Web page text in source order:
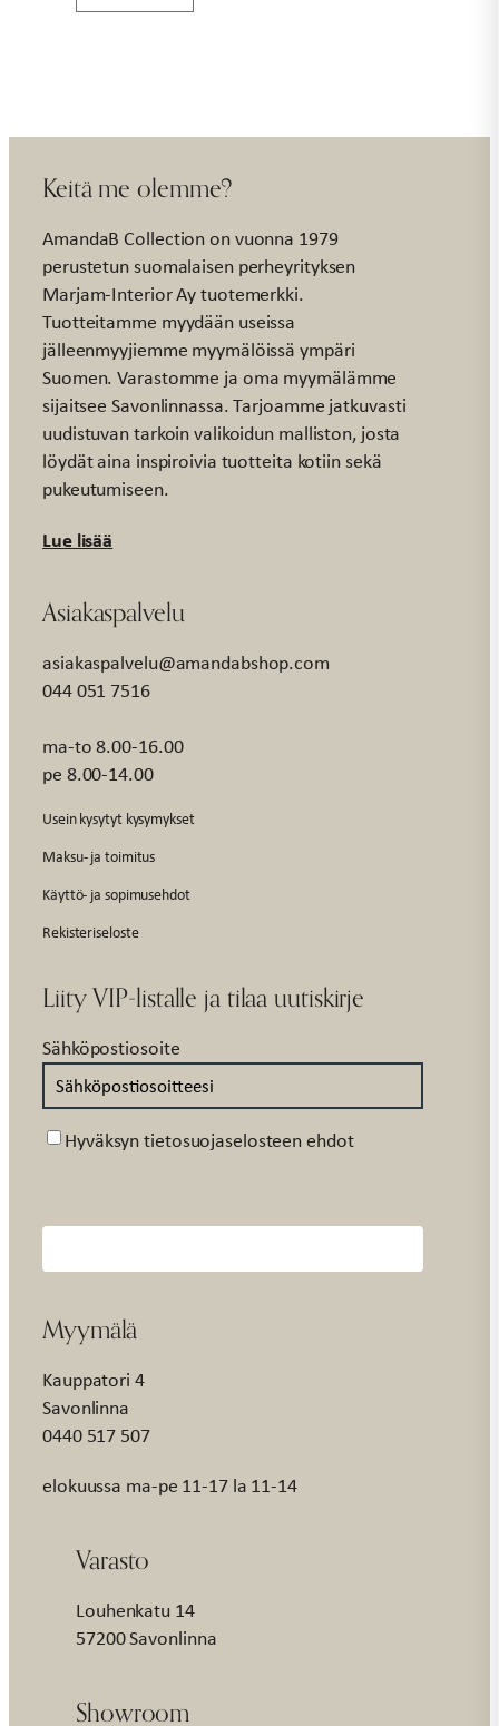
Keitä me olemme?
AmandaB Collection on vuonna 1979
perustetun suomalaisen perheyrityksen
Marjam-Interior Ay tuotemerkki.
Tuotteitamme myydään useissa
jälleenmyyjiemme myymälöissä ympäri
Suomen. Varastomme ja oma myymälämme
sijaitsee Savonlinnassa. Tarjoamme jatkuvasti
uudistuvan tarkoin valikoidun malliston, josta
löydät aina inspiroivia tuotteita kotiin sekä
pukeutumiseen.
Lue lisää
Asiakaspalvelu
asiakaspalvelu@amandabshop.com
044 051 7516
ma-to 8.00-16.00
pe 8.00-14.00
Usein kysytyt kysymykset
Maksu- ja toimitus
Käyttö- ja sopimusehdot
Rekisteriseloste
Liity VIP-listalle ja tilaa uutiskirje
Sähköpostiosoite
Suostumus
Hyväksyn tietosuojaselosteen ehdot
Myymälä
Kauppatori 4
Savonlinna
0440 517 507
elokuussa ma-pe 11-17 la 11-14
Varasto
Louhenkatu 14
57200 Savonlinna
Showroom